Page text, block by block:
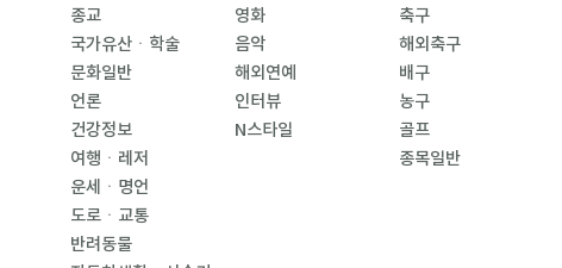
종교
국가유산ㆍ학술
문화일반
언론
건강정보
여행ㆍ레저
운세ㆍ명언
도로ㆍ교통
반려동물
영화
음악
해외연예
인터뷰
N스타일
축구
해외축구
배구
농구
골프
종목일반